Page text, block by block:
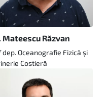
Mateescu Răzvan
dep. Oceanografie Fizică şi
Costieră